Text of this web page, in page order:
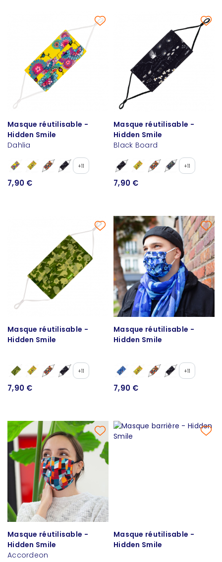
Masque réutilisable -
Hidden Smile
Dahlia
+11
7,90 €
Masque réutilisable -
Hidden Smile
Black Board
+11
7,90 €
Masque réutilisable -
Hidden Smile
+11
7,90 €
Masque réutilisable -
Hidden Smile
+11
7,90 €
Masque réutilisable -
Hidden Smile
Accordeon
Masque réutilisable -
Hidden Smile